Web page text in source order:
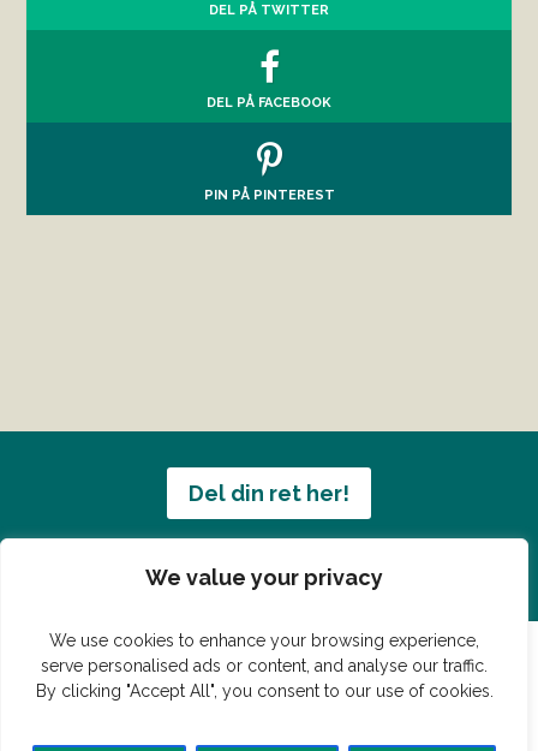
We value your privacy
We use cookies to enhance your browsing experience,
serve personalised ads or content, and analyse our traffic.
By clicking "Accept All", you consent to our use of cookies.
DEL PÅ TWITTER
DEL PÅ FACEBOOK
PIN PÅ PINTEREST
Del din ret her!
Har du en konge ret du vil dele?
© Vildmedmad.dk 2019. God og nem mad!